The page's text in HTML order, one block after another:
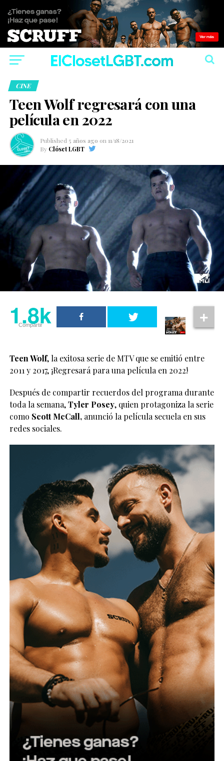
CINE
Teen Wolf regresará con una
película en 2022
Published 5 años ago on 11/18/2021
By Clóset LGBT
1.8k
Compartir
Teen Wolf, la exitosa serie de MTV que se emitió entre
2011 y 2017, ¡Regresará para una película en 2022!
Después de compartir recuerdos del programa durante
toda la semana,Tyler Posey, quien protagoniza la serie
como Scott McCall,anunció la película secuela en sus
redes sociales.